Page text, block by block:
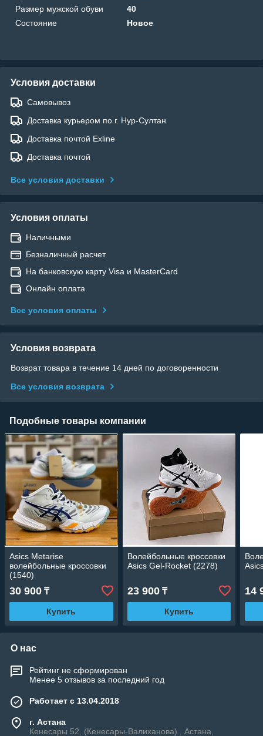
Размер мужской обуви
40
Состояние
Новое
Условия доставки
Самовывоз
Доставка курьером по г. Нур-Султан
Доставка почтой Exline
Доставка почтой
Все условия доставки
Условия оплаты
Наличными
Безналичный расчет
На банковскую карту Visa и MasterCard
Онлайн оплата
Все условия оплаты
Условия возврата
Возврат товара в течение 14 дней по договоренности
Все условия возврата
Подобные товары компании
Asics Metarise
волейбольные кроссовки
(1540)
30 900 ₸
Купить
Волейбольные кроссовки
Asics Gel-Rocket (2278)
23 900₸
Купить
14
О нас
Рейтинг не сформирован
Менее 5 отзывов за последний год
Работает с 13.04.2018
г. Астана
Кенесары 52, (Кенесары-Валиханова) , Астана,